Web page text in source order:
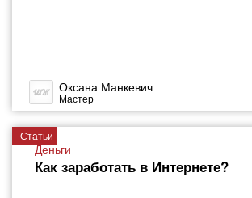
Оксана Манкевич
Мастер
Статьи
Деньги
Как заработать в Интернете?